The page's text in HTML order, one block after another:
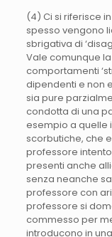
(4) Ci si riferisce
spesso vengono
sbrigativa di
Vale comunque
comportamenti
dipendenti e non
sia pure
condotta di una
esempio a quelle
scorbutiche, che
professore
presenti anche
senza neanche
professore con
professore si
commesso per
introducono in